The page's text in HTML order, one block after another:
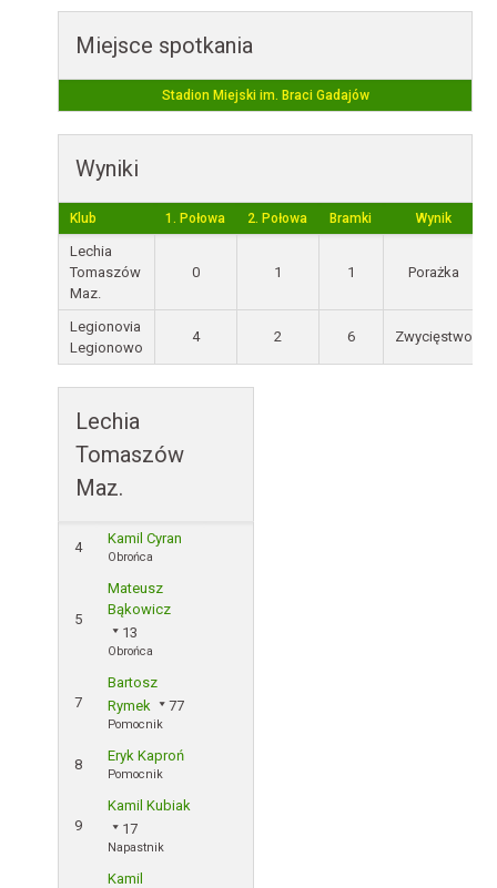
Miejsce spotkania
Stadion Miejski im. Braci Gadajów
Wyniki
Klub 1. Połowa 2. Połowa Bramki Wynik
Lechia
Tomaszów
Maz.
0 1 1 Porażka
Legionovia
Legionowo
4 2 6 Zwycięstwo
Lechia
Tomaszów
Maz.
4
Kamil Cyran
Obrońca
5
Mateusz
Bąkowicz
13
Obrońca
7
Bartosz
Rymek
77
Pomocnik
8
Eryk Kaproń
Pomocnik
9
Kamil Kubiak
17
Napastnik
Kamil